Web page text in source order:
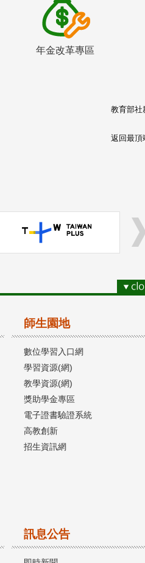
年金改革專區
教育部社
返回最頂
師生園地
數位學習入口網
學習資源(網)
教學資源(網)
獎助學金專區
電子證書驗證系統
高教創新
招生資訊網
訊息公告